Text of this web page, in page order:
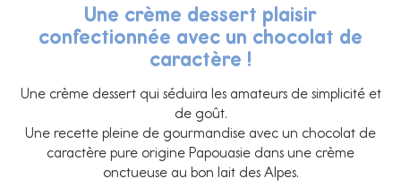
Une crème dessert plaisir
confectionnée avec un chocolat de
caractère !
Une crème dessert qui séduira les amateurs de simplicité et
de goût.
Une recette pleine de gourmandise avec un chocolat de
caractère pure origine Papouasie dans une crème
onctueuse au bon lait des Alpes.